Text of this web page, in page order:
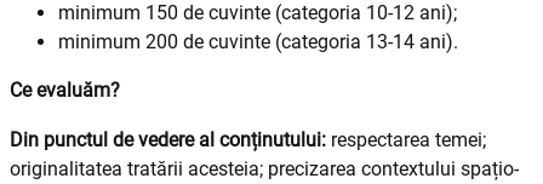
minimum 150 de cuvinte (categoria 10-12 ani);
minimum 200 de cuvinte (categoria 13-14 ani).
Ce evaluăm?
Din punctul de vedere al conținutului: respectarea temei;
originalitatea tratării acesteia; precizarea contextului spațio-